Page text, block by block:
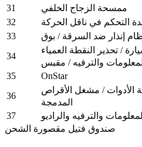
31
ممسحة الزجاج الخلفي
32
التحكم في ناقل الحركة
33
إنذار ضد السرقة / بوق
34
/ تحذير النقطة العمياء
35
OnStar
36
/ مشغل الأقراص
المدمجة
37
والترفيه والراديو
صندوق فتيل مقصورة الشحن